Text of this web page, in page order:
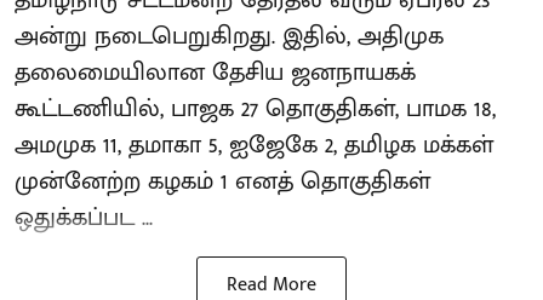
அன்று நடைபெறுகிறது. இதில், அதிமுக
தலைமையிலான தேசிய ஜனநாயகக்
கூட்டணியில், பாஜக 27 தொகுதிகள், பாமக 18,
அமமுக 11, தமாகா 5, ஐஜேகே 2, தமிழக மக்கள்
முன்னேற்ற கழகம் 1 எனத் தொகுதிகள்
ஒதுக்கப்பட ...
Read More